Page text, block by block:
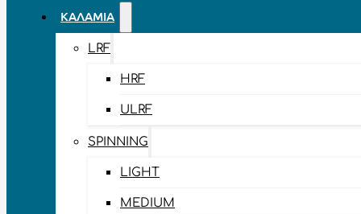
ΚΑΛΆΜΙΑ
LRF
HRF
ULRF
SPINNING
LIGHT
MEDIUM